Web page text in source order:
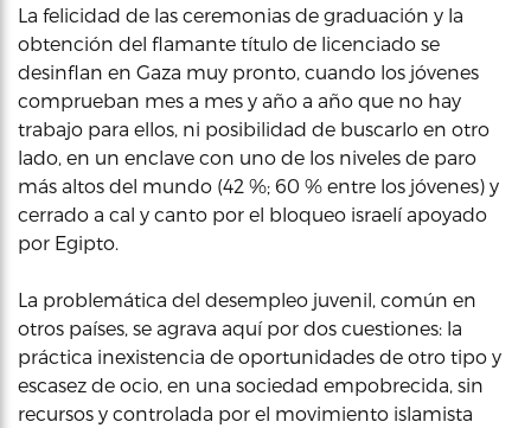
La felicidad de las ceremonias de graduación y la
obtención del flamante título de licenciado se
desinflan en Gaza muy pronto, cuando los jóvenes
comprueban mes a mes y año a año que no hay
trabajo para ellos, ni posibilidad de buscarlo en otro
lado, en un enclave con uno de los niveles de paro
más altos del mundo (42 %; 60 % entre los jóvenes) y
cerrado a cal y canto por el bloqueo israelí apoyado
por Egipto.
La problemática del desempleo juvenil, común en
otros países, se agrava aquí por dos cuestiones: la
práctica inexistencia de oportunidades de otro tipo y
escasez de ocio, en una sociedad empobrecida, sin
recursos y controlada por el movimiento islamista